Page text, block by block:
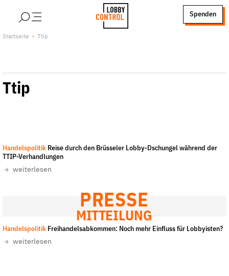
Spenden
Über uns
Finanzierung
Unsere Schwerpunkte
Lobbykontrolle und Regeln
Macht der Digitalkonzerne
Fördermitglied werden
Startseite Ttip
Ttip
Handelspolitik Reise durch den Brüsseler Lobby-Dschungel während der
TTIP-Verhandlungen
weiterlesen
PRESSE
MITTEILUNG
Handelspolitik Freihandelsabkommen: Noch mehr Einfluss für Lobbyisten?
weiterlesen